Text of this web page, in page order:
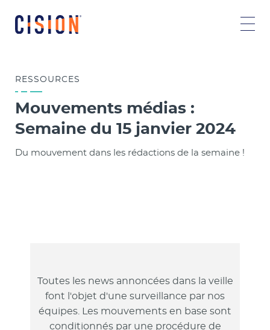
RESSOURCES
Mouvements médias :
Semaine du 15 janvier 2024
Du mouvement dans les rédactions de la semaine !
Toutes les news annoncées dans la veille
font l'objet d'une surveillance par nos
équipes. Les mouvements en base sont
conditionnés par une procédure de